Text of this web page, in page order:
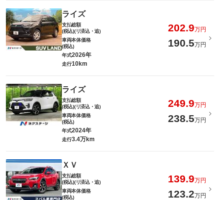
ライズ
支払総額
(税込)(リ済込・追)
202.9万円
車両本体価格
(税込)
190.5万円
年式2026年
走行10km
ライズ
支払総額
(税込)(リ済込・追)
249.9万円
車両本体価格
(税込)
238.5万円
年式2024年
走行3.4万km
ＸＶ
支払総額
(税込)(リ済込・追)
139.9万円
車両本体価格
(税込)
123.2万円